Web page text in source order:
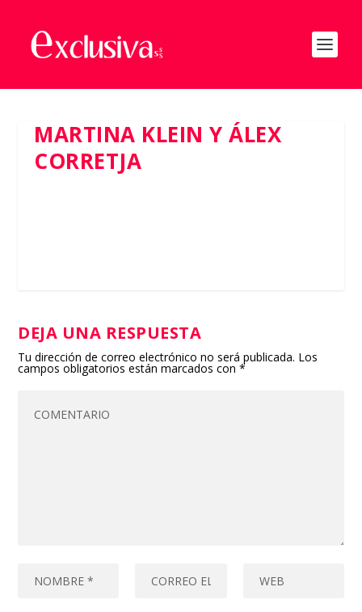
MARTINA KLEIN Y ÁLEX
CORRETJA
DEJA UNA RESPUESTA
Tu dirección de correo electrónico no será publicada. Los
campos obligatorios están marcados con*